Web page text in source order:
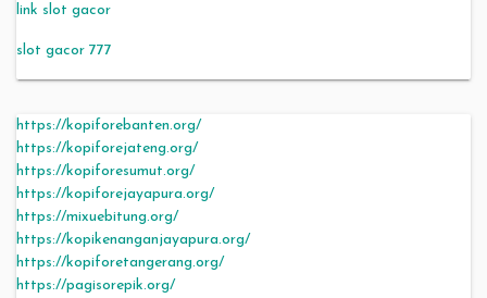
link slot gacor
slot gacor 777
https://kopiforebanten.org/
https://kopiforejateng.org/
https://kopiforesumut.org/
https://kopiforejayapura.org/
https://mixuebitung.org/
https://kopikenanganjayapura.org/
https://kopiforetangerang.org/
https://pagisorepik.org/